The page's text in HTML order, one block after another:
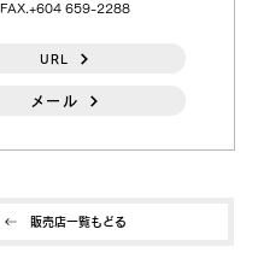
FAX.+604 659-2288
URL
メール
販売店一覧もどる